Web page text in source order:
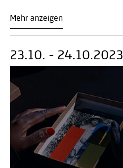
Mehr anzeigen
23.10. - 24.10.2023